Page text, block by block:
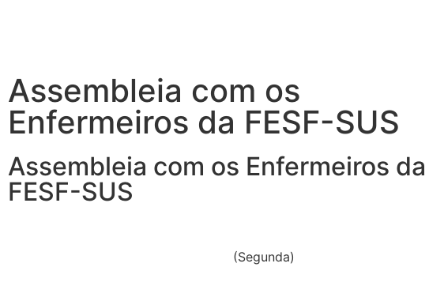
Assembleia com os
Enfermeiros da FESF-SUS
Assembleia com os Enfermeiros da
FESF-SUS
(Segunda)